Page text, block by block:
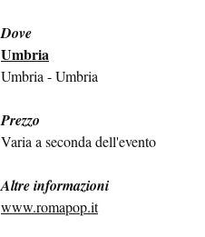
Dove
Umbria
Umbria - Umbria
Prezzo
Varia a seconda dell'evento
Altre informazioni
www.romapop.it